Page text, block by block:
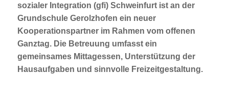
sozialer Integration (gfi) Schweinfurt ist an der
Grundschule Gerolzhofen ein neuer
Kooperationspartner im Rahmen vom offenen
Ganztag. Die Betreuung umfasst ein
gemeinsames Mittagessen, Unterstützung der
Hausaufgaben und sinnvolle Freizeitgestaltung.